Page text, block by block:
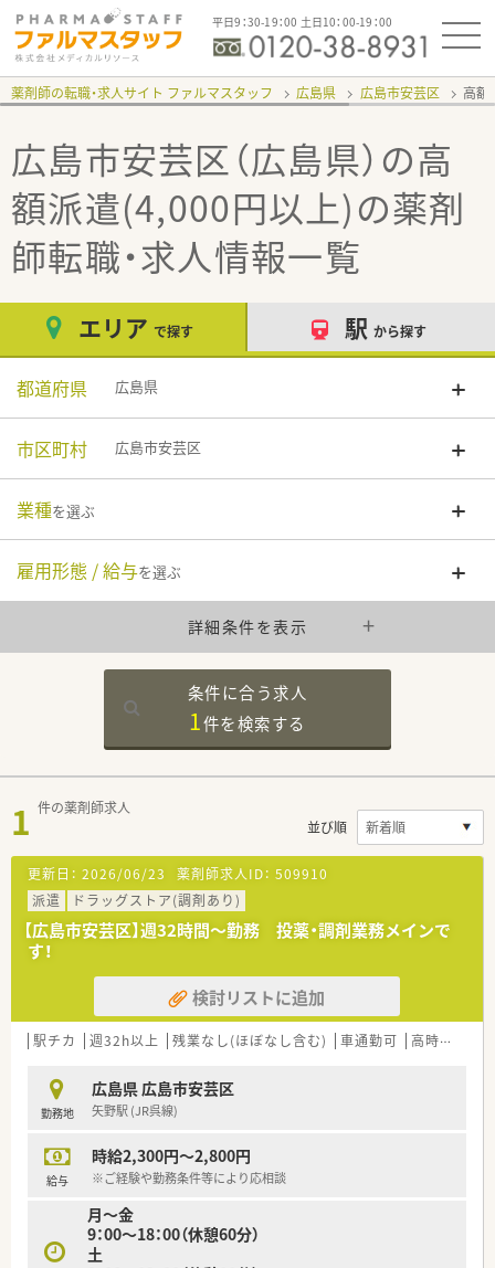
平日9：30-19：00 土日10：00-19：00
薬剤師の転職・求人サイト ファルマスタッフ 広島県 広島市安芸区 高額
広島市安芸区（広島県）の高
額派遣(4,000円以上)の薬剤
師転職・求人情報一覧
エリア で探す 駅 から探す
都道府県 広島県
市区町村 広島市安芸区
業種を選ぶ
雇用形態 / 給与を選ぶ
詳細条件を表示
条件に合う求人
1件を検索する
1 件の薬剤師求人
並び順
更新日： 2026/06/23 薬剤師求人ID： 509910
派遣
ドラッグストア(調剤あり)
【広島市安芸区】週32時間～勤務 投薬・調剤業務メインで
す！
検討リストに追加
駅チカ 週32h以上 残業なし(ほぼなし含む) 車通勤可 高時給(2,500円以上)
勤務地
広島県 広島市安芸区
矢野駅 (JR呉線)
給与
時給2,300円～2,800円
※ご経験や勤務条件等により応相談
月～金
9：00～18：00（休憩60分）
土